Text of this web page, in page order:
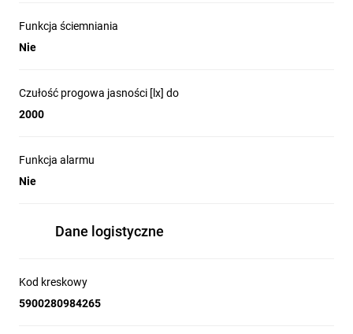
Funkcja ściemniania
Nie
Czułość progowa jasności [lx] do
2000
Funkcja alarmu
Nie
Dane logistyczne
Kod kreskowy
5900280984265